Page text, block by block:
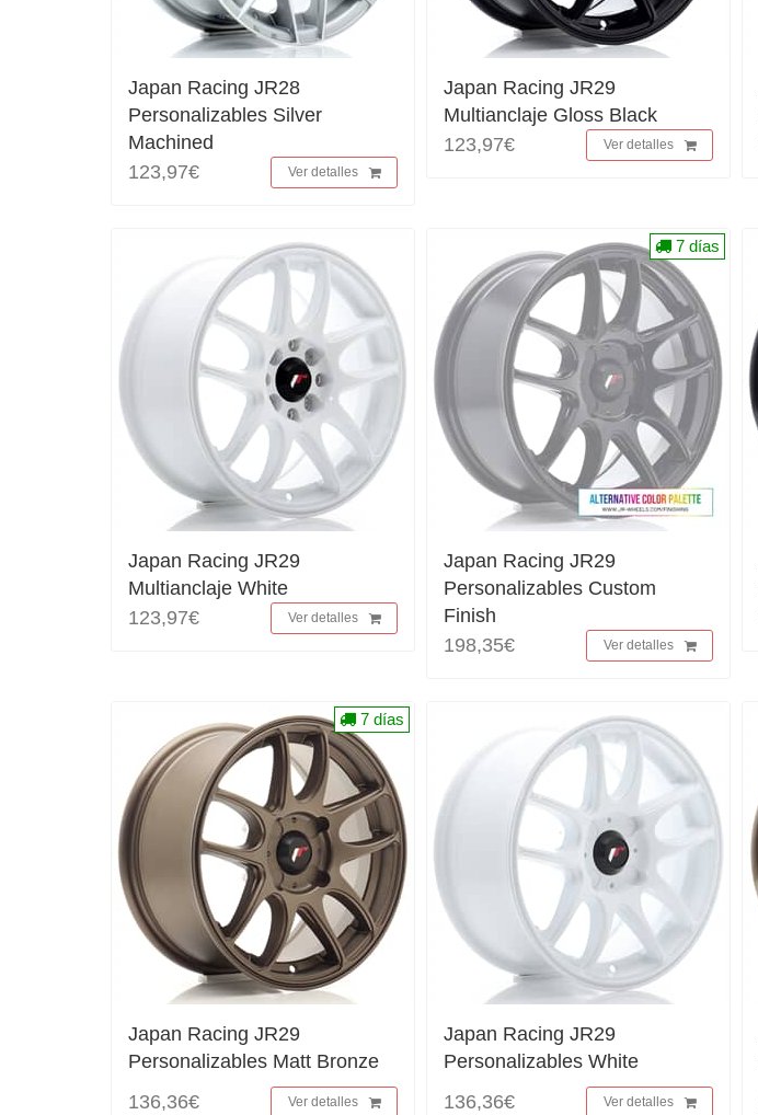
Japan Racing JR28
Personalizables Silver
Machined
123,97€
Ver detalles
Japan Racing JR29
Multianclaje Gloss Black
123,97€
Ver detalles
Japan Racing JR29
Multianclaje White
123,97€
Ver detalles
Japan Racing JR29
Personalizables Custom
Finish
198,35€
Ver detalles
7 días
Japan Racing JR29
Personalizables Matt Bronze
136,36€
Ver detalles
7 días
Japan Racing JR29
Personalizables White
136,36€
Ver detalles